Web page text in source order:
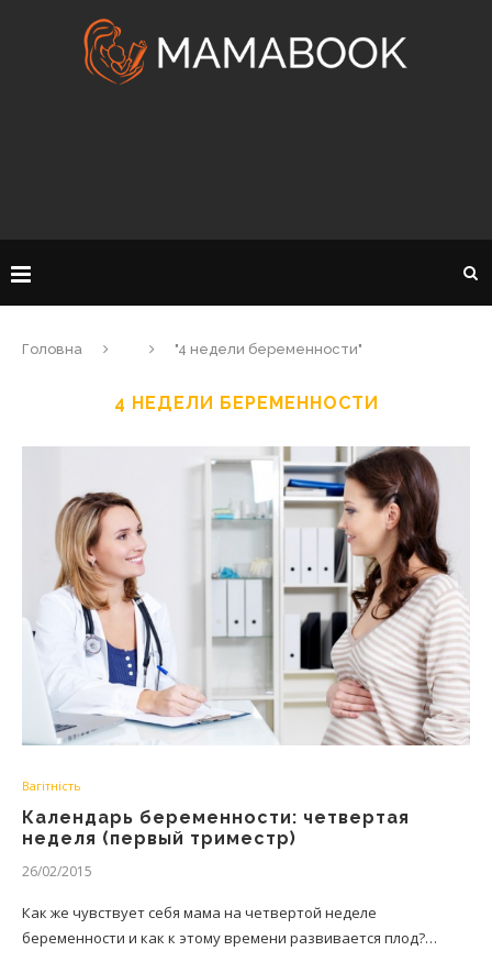
Головна "4 недели беременности"
4 НЕДЕЛИ БЕРЕМЕННОСТИ
Вагітність
Календарь беременности: четвертая
неделя (первый триместр)
26/02/2015
Как же чувствует себя мама на четвертой неделе
беременности и как к этому времени развивается плод?…